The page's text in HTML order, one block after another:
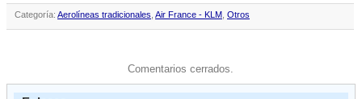
Categoría: Aerolíneas tradicionales Air France - KLM Otros
Comentarios cerrados.